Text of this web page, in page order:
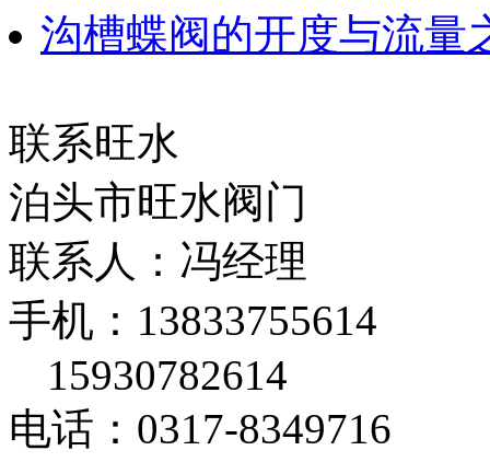
沟槽蝶阀的开度与流量
联系旺水
泊头市旺水阀门
联系人：冯经理
手机：13833755614
15930782614
电话：0317-8349716